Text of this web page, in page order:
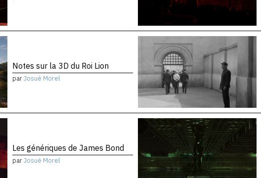
Notes sur la 3D du Roi Lion
parJosué Morel
Les génériques de James Bond
parJosué Morel